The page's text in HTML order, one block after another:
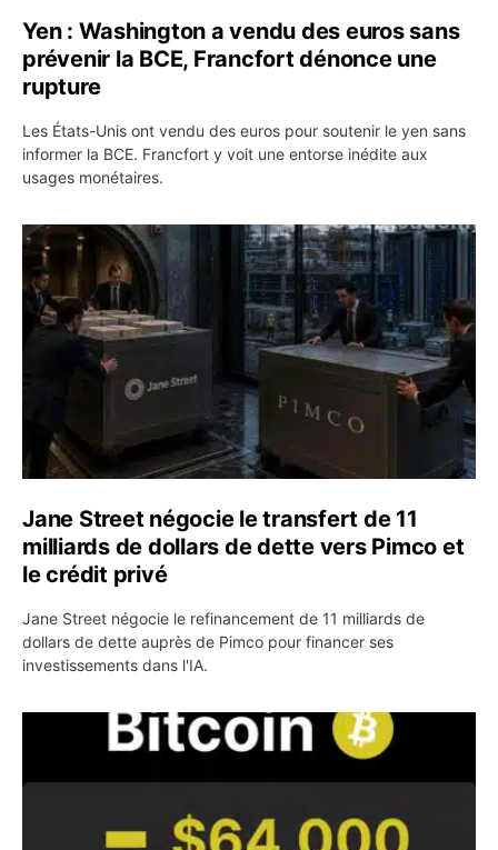
Yen : Washington a vendu des euros sans
prévenir la BCE, Francfort dénonce une
rupture
Les États-Unis ont vendu des euros pour soutenir le yen sans
informer la BCE. Francfort y voit une entorse inédite aux
usages monétaires.
Jane Street négocie le transfert de 11 milliards de
Jane Street négocie le transfert de 11
milliards de dollars de dette vers Pimco et
le crédit privé
Jane Street négocie le refinancement de 11 milliards de
dollars de dette auprès de Pimco pour financer ses
investissements dans l'IA.
Bitcoin stagne à 64 000 dollars pendant que les